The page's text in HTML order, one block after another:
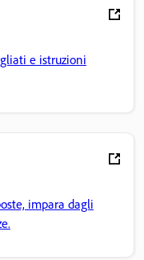
e istruzioni
impara dagli